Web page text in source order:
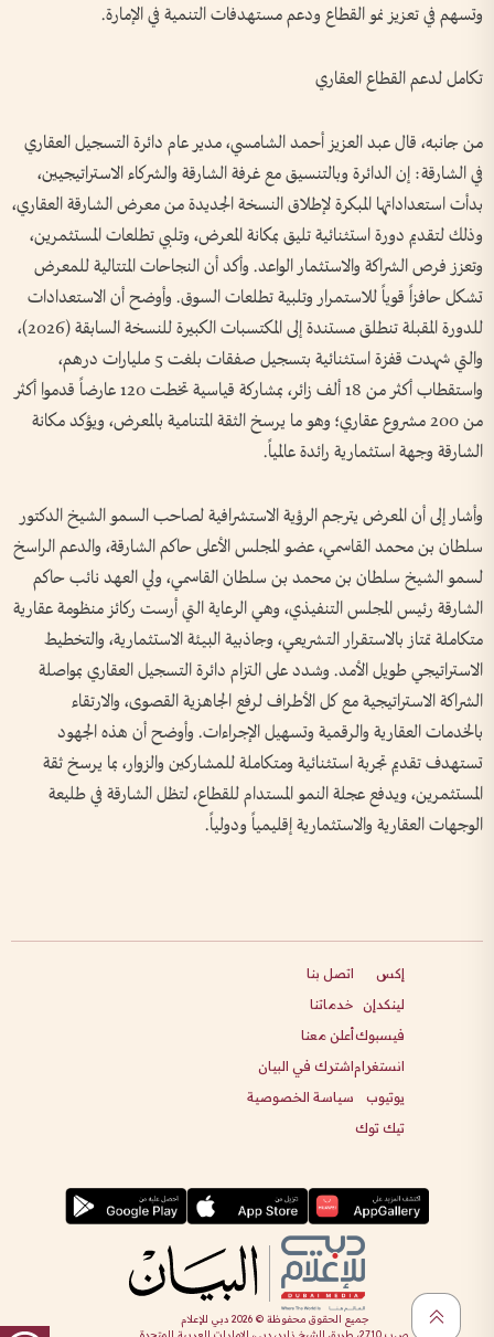
وتسهم في تعزيز نمو القطاع ودعم مستهدفات التنمية في الإمارة.
تكامل لدعم القطاع العقاري
من جانبه، قال عبد العزيز أحمد الشامسي، مدير عام دائرة التسجيل العقاري
في الشارقة: إن الدائرة وبالتنسيق مع غرفة الشارقة والشركاء الاستراتيجيين،
بدأت استعداداتها المبكرة لإطلاق النسخة الجديدة من معرض الشارقة العقاري،
وذلك لتقديم دورة استثنائية تليق بمكانة المعرض، وتلبي تطلعات المستثمرين،
وتعزز فرص الشراكة والاستثمار الواعد. وأكد أن النجاحات المتتالية للمعرض
تشكل حافزاً قوياً للاستمرار وتلبية تطلعات السوق. وأوضح أن الاستعدادات
للدورة المقبلة تنطلق مستندة إلى المكتسبات الكبيرة للنسخة السابقة (2026)،
والتي شهدت قفزة استثنائية بتسجيل صفقات بلغت 5 مليارات درهم،
واستقطاب أكثر من 18 ألف زائر، بمشاركة قياسية تخطت 120 عارضاً قدموا أكثر
من 200 مشروع عقاري؛ وهو ما يرسخ الثقة المتنامية بالمعرض، ويؤكد مكانة
الشارقة وجهة استثمارية رائدة عالمياً.
وأشار إلى أن المعرض يترجم الرؤية الاستشرافية لصاحب السمو الشيخ الدكتور
سلطان بن محمد القاسمي، عضو المجلس الأعلى حاكم الشارقة، والدعم الراسخ
لسمو الشيخ سلطان بن محمد بن سلطان القاسمي، ولي العهد نائب حاكم
الشارقة رئيس المجلس التنفيذي، وهي الرعاية التي أرست ركائز منظومة عقارية
متكاملة تمتاز بالاستقرار التشريعي، وجاذبية البيئة الاستثمارية، والتخطيط
الاستراتيجي طويل الأمد. وشدد على التزام دائرة التسجيل العقاري بمواصلة
الشراكة الاستراتيجية مع كل الأطراف لرفع الجاهزية القصوى، والارتقاء
بالخدمات العقارية والرقمية وتسهيل الإجراءات. وأوضح أن هذه الجهود
تستهدف تقديم تجربة استثنائية ومتكاملة للمشاركين والزوار، بما يرسخ ثقة
المستثمرين، ويدفع عجلة النمو المستدام للقطاع، لتظل الشارقة في طليعة
الوجهات العقارية والاستثمارية إقليمياً ودولياً.
إكس
لينكدإن
فيسبوك
انستغرام
يوتيوب
تيك توك
اتصل بنا
خدماتنا
أعلن معنا
اشترك في البيان
سياسة الخصوصية
جميع الحقوق محفوظة ©2026 دبي للإعلام
ص.ب 2710، طريق الشيخ زايد، دبي، الإمارات العربية المتحدة